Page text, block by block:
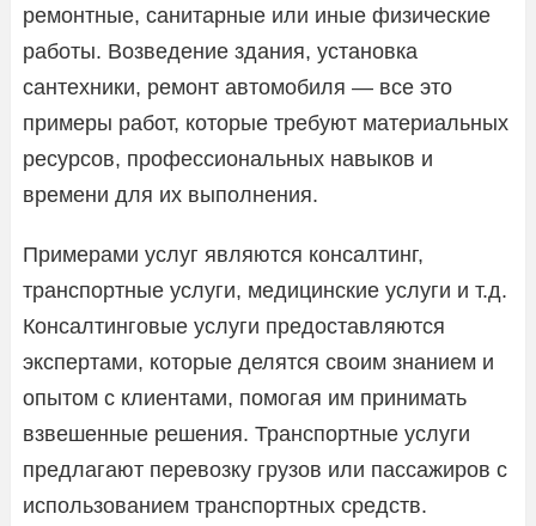
ремонтные, санитарные или иные физические
работы. Возведение здания, установка
сантехники, ремонт автомобиля — все это
примеры работ, которые требуют материальных
ресурсов, профессиональных навыков и
времени для их выполнения.
Примерами услуг являются консалтинг,
транспортные услуги, медицинские услуги и т.д.
Консалтинговые услуги предоставляются
экспертами, которые делятся своим знанием и
опытом с клиентами, помогая им принимать
взвешенные решения. Транспортные услуги
предлагают перевозку грузов или пассажиров с
использованием транспортных средств.